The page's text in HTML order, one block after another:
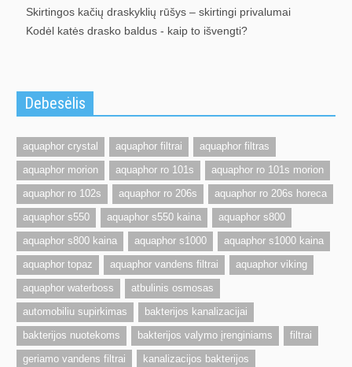
Skirtingos kačių draskyklių rūšys – skirtingi privalumai
Kodėl katės drasko baldus - kaip to išvengti?
Debesėlis
aquaphor crystal aquaphor filtrai
aquaphor filtras
aquaphor morion
aquaphor ro 101s
aquaphor ro 101s morion
aquaphor ro 102s
aquaphor ro 206s
aquaphor ro 206s horeca
aquaphor s550
aquaphor s550 kaina
aquaphor s800
aquaphor s800 kaina
aquaphor s1000
aquaphor s1000 kaina
aquaphor topaz
aquaphor vandens filtrai
aquaphor viking
aquaphor waterboss
atbulinis osmosas
automobiliu supirkimas
bakterijos kanalizacijai
bakterijos nuotekoms
bakterijos valymo įrenginiams
filtrai
geriamo vandens filtrai
kanalizacijos bakterijos